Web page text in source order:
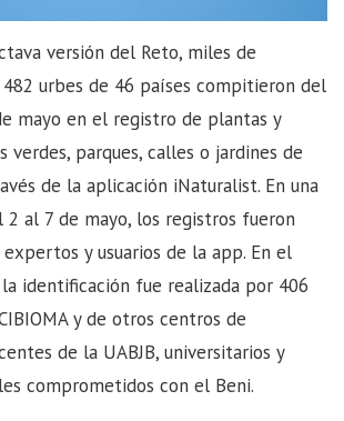
versión del Reto, miles de
urbes de 46 países compitieron del
mayo en el registro de plantas y
verdes, parques, calles o jardines de
de la aplicación iNaturalist. En una
2 al 7 de mayo, los registros fueron
y usuarios de la app. En el
la identificación fue realizada por 406
y de otros centros de
de la UABJB, universitarios y
comprometidos con el Beni.